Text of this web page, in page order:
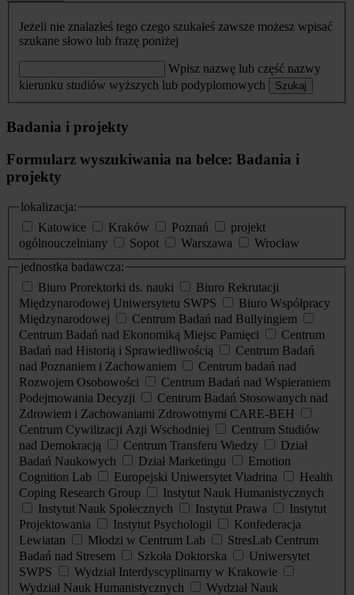
Jeżeli nie znalazłeś tego czego szukałeś zawsze możesz wpisać
szukane słowo lub frazę poniżej
Wpisz nazwę lub część nazwy
kierunku studiów wyższych lub podyplomowych
Szukaj
Badania i projekty
Formularz wyszukiwania na belce: Badania i
projekty
lokalizacja:
Katowice
Kraków Poznań
projekt
ogólnouczelniany
Sopot Warszawa
Wrocław
jednostka badawcza:
Biuro Prorektorki ds. nauki
Biuro Rekrutacji
Międzynarodowej Uniwersytetu SWPS
Biuro Współpracy
Międzynarodowej
Centrum Badań nad Bullyingiem
Centrum Badań nad Ekonomiką Miejsc Pamięci
Centrum
Badań nad Historią i Sprawiedliwością
Centrum Badań
nad Poznaniem i Zachowaniem
Centrum badań nad
Rozwojem Osobowości
Centrum Badań nad Wspieraniem
Podejmowania Decyzji
Centrum Badań Stosowanych nad
Zdrowiem i Zachowaniami Zdrowotnymi CARE-BEH
Centrum Cywilizacji Azji Wschodniej
Centrum Studiów
nad Demokracją
Centrum Transferu Wiedzy
Dział
Badań Naukowych
Dział Marketingu
Emotion
Cognition Lab
Europejski Uniwersytet Viadrina
Health
Coping Research Group
Instytut Nauk Humanistycznych
Instytut Nauk Społecznych
Instytut Prawa
Instytut
Projektowania
Instytut Psychologii
Konfederacja
Lewiatan
Młodzi w Centrum Lab
StresLab Centrum
Badań nad Stresem
Szkoła Doktorska
Uniwersytet
SWPS
Wydział Interdyscyplinarny w Krakowie
Wydział Nauk Humanistycznych
Wydział Nauk